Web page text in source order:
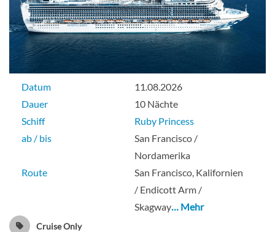
Datum
11.08.2026
Dauer
10 Nächte
Schiff
Ruby Princess
ab / bis
San Francisco /
Nordamerika
Route
San Francisco, Kalifornien
/ Endicott Arm /
Skagway… Mehr
Cruise Only